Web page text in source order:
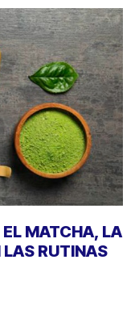
MATCHA, LA
LAS RUTINAS